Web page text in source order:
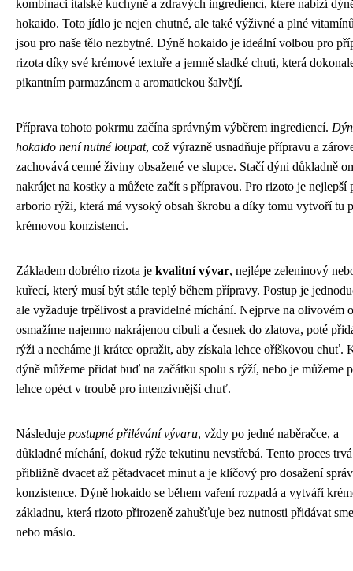
kombinaci italské kuchyně a zdravých ingrediencí, které nabízí
hokaido. Toto jídlo je nejen chutné, ale také výživné a plné
jsou pro naše tělo nezbytné. Dýně hokaido je ideální volbou pro
rizota díky své krémové textuře a jemně sladké chuti, která
pikantním parmazánem a aromatickou šalvějí.
Příprava tohoto pokrmu začína správným výběrem ingrediencí.
hokaido není nutné loupat, což výrazně usnadňuje přípravu a
zachovává cenné živiny obsažené ve slupce. Stačí dýni důkladně
nakrájet na kostky a můžete začít s přípravou. Pro rizoto je nejlepší
arborio rýži, která má vysoký obsah škrobu a díky tomu vytvoří tu
krémovou konzistenci.
Základem dobrého rizota je kvalitní vývar, nejlépe zeleninový
kuřecí, který musí být stále teplý během přípravy. Postup je
ale vyžaduje trpělivost a pravidelné míchání. Nejprve na olivovém
osmažíme najemno nakrájenou cibuli a česnek do zlatova, poté
rýži a necháme ji krátce opražit, aby získala lehce oříškovou chuť.
dýně můžeme přidat buď na začátku spolu s rýží, nebo je můžeme
lehce opéct v troubě pro intenzivnější chuť.
Následuje postupné přilévání vývaru, vždy po jedné naběračce, a
důkladné míchání, dokud rýže tekutinu nevstřebá. Tento proces trvá
přibližně dvacet až pětadvacet minut a je klíčový pro dosažení
konzistence. Dýně hokaido se během vaření rozpadá a vytváří
základnu, která rizoto přirozeně zahušťuje bez nutnosti přidávat
nebo máslo.